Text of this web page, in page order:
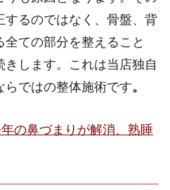
するのではなく、骨盤、背
ての部分を整えること
します。これは当店独自
ではの整体施術です。
の鼻づまりが解消、熟睡